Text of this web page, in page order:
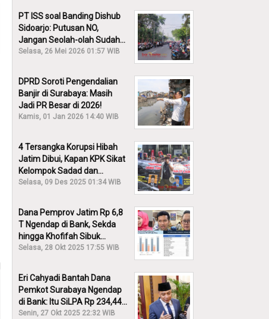
PT ISS soal Banding Dishub
Sidoarjo: Putusan NO,
Jangan Seolah-olah Sudah
Menang!
Selasa, 26 Mei 2026 01:57 WIB
DPRD Soroti Pengendalian
Banjir di Surabaya: Masih
Jadi PR Besar di 2026!
Kamis, 01 Jan 2026 14:40 WIB
4 Tersangka Korupsi Hibah
Jatim Dibui, Kapan KPK Sikat
Kelompok Sadad dan
Iskandar?
Selasa, 09 Des 2025 01:34 WIB
Dana Pemprov Jatim Rp 6,8
T Ngendap di Bank, Sekda
hingga Khofifah Sibuk
Membantah!
Selasa, 28 Okt 2025 17:55 WIB
Eri Cahyadi Bantah Dana
Pemkot Surabaya Ngendap
di Bank: Itu SiLPA Rp 234,44
M!
Senin, 27 Okt 2025 22:32 WIB